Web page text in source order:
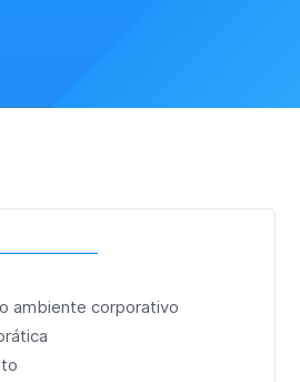
ambiente corporativo